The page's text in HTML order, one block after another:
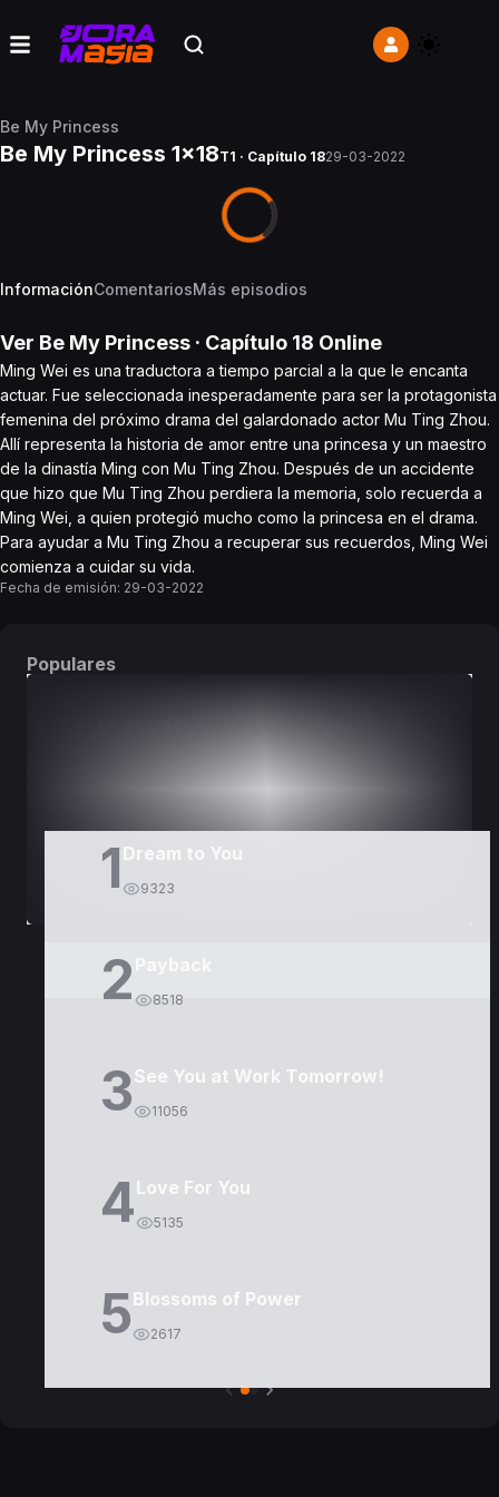
Be My Princess
Be My Princess 1x18T1 · Capítulo 1829-03-2022
InformaciónComentariosMás episodios
Ver Be My Princess · Capítulo 18 Online
Ming Wei es una traductora a tiempo parcial a la que le encanta
actuar. Fue seleccionada inesperadamente para ser la protagonista
femenina del próximo drama del galardonado actor Mu Ting Zhou.
Allí representa la historia de amor entre una princesa y un maestro
de la dinastía Ming con Mu Ting Zhou. Después de un accidente
que hizo que Mu Ting Zhou perdiera la memoria, solo recuerda a
Ming Wei, a quien protegió mucho como la princesa en el drama.
Para ayudar a Mu Ting Zhou a recuperar sus recuerdos, Ming Wei
comienza a cuidar su vida.
Fecha de emisión: 29-03-2022
Populares
1 Dream to You
9323
2 8518
3See You at Work Tomorrow!
11056
4Love For You
5135
5Blossoms of Power
2617